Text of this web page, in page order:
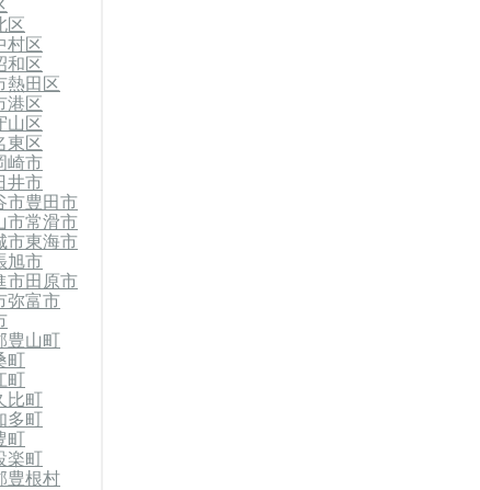
区
村区
和区
熱田区
港区
山区
東区
崎市
井市
市豊田市
市常滑市
市東海市
旭市
市田原市
弥富市
豊山町
町
町
比町
多町
町
楽町
豊根村